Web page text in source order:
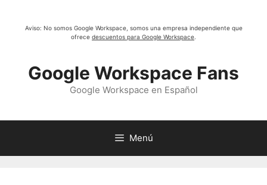
Aviso: No somos Google Workspace, somos una empresa independiente que
ofrece descuentos para Google Workspace
Google Workspace Fans
Google Workspace en Español
Menú